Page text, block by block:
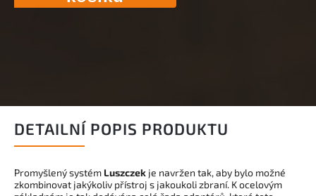
DETAILNÍ POPIS PRODUKTU
Promyšlený systém Luszczek je navržen tak, aby bylo možné
zkombinovat jakýkoliv přístroj s jakoukoli zbraní. K ocelovým